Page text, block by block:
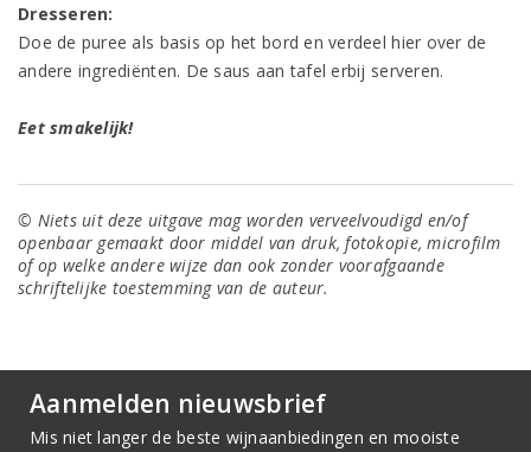
Dresseren:
Doe de puree als basis op het bord en verdeel hier over de
andere ingrediënten. De saus aan tafel erbij serveren.
Eet smakelijk!
© Niets uit deze uitgave mag worden verveelvoudigd en/of
openbaar gemaakt door middel van druk, fotokopie, microfilm
of op welke andere wijze dan ook zonder voorafgaande
schriftelijke toestemming van de auteur.
Aanmelden nieuwsbrief
Mis niet langer de beste wijnaanbiedingen en mooiste